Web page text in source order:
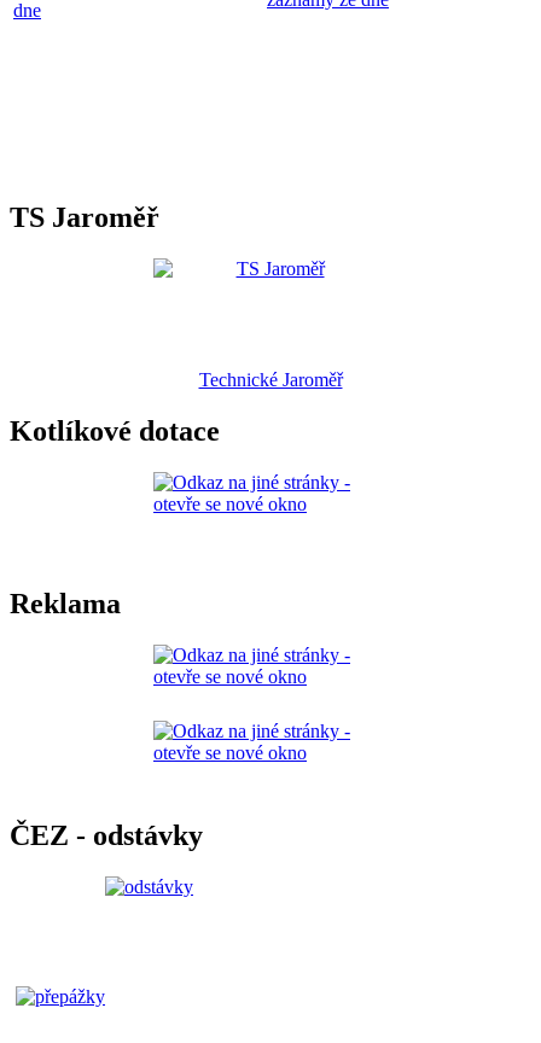
dne
TS Jaroměř
Technické Jaroměř
Kotlíkové dotace
Reklama
ČEZ - odstávky